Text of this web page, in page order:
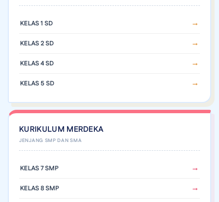
KELAS 1 SD
KELAS 2 SD
KELAS 4 SD
KELAS 5 SD
KURIKULUM MERDEKA
KELAS 7 SMP
KELAS 8 SMP